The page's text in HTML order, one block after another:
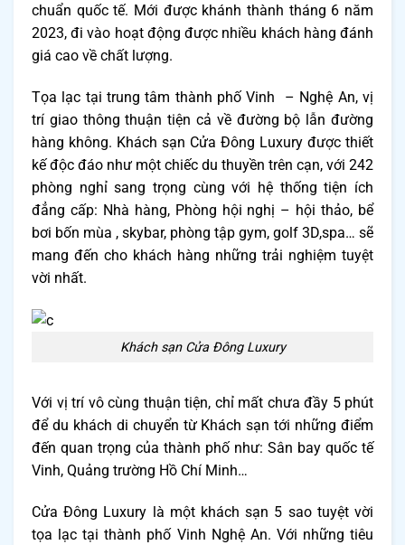
chuẩn quốc tế. Mới được khánh thành tháng 6 năm
2023, đi vào hoạt động được nhiều khách hàng đánh
giá cao về chất lượng.
Tọa lạc tại trung tâm thành phố Vinh – Nghệ An, vị
trí giao thông thuận tiện cả về đường bộ lẫn đường
hàng không. Khách sạn Cửa Đông Luxury được thiết
kế độc đáo như một chiếc du thuyền trên cạn, với 242
phòng nghỉ sang trọng cùng với hệ thống tiện ích
đẳng cấp: Nhà hàng, Phòng hội nghị – hội thảo, bể
bơi bốn mùa , skybar, phòng tập gym, golf 3D,spa… sẽ
mang đến cho khách hàng những trải nghiệm tuyệt
vời nhất.
Khách sạn Cửa Đông Luxury
Với vị trí vô cùng thuận tiện, chỉ mất chưa đầy 5 phút
để du khách di chuyển từ Khách sạn tới những điểm
đến quan trọng của thành phố như: Sân bay quốc tế
Vinh, Quảng trường Hồ Chí Minh…
Cửa Đông Luxury là một khách sạn 5 sao tuyệt vời
tọa lạc tại thành phố Vinh Nghệ An. Với những tiêu